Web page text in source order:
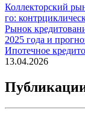
Коллекторский
го:
Рынок
2025 года и
Ипотечное
13.04.2026